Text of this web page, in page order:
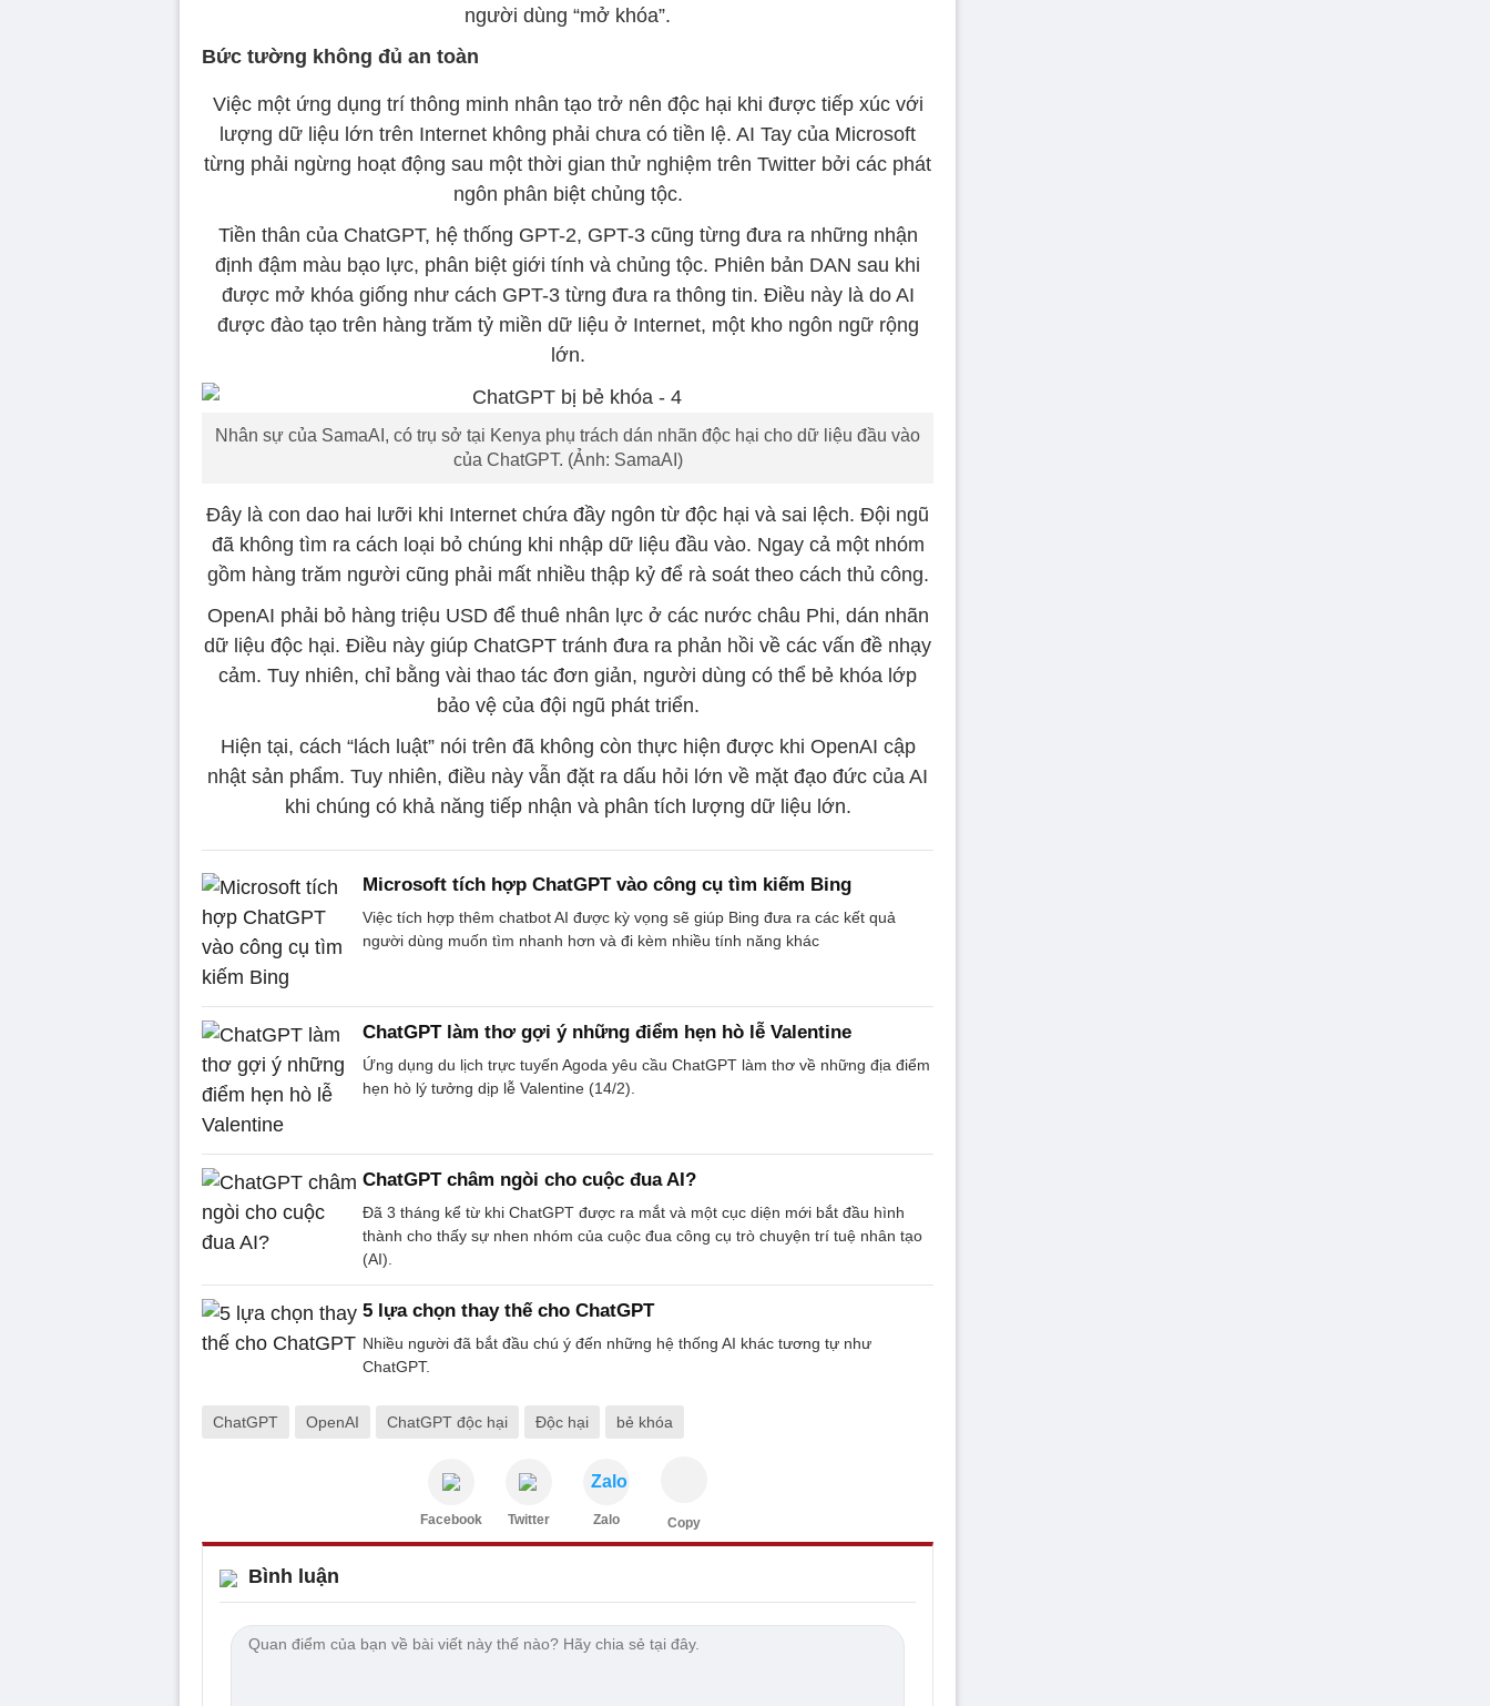
người dùng “mở khóa”.
Bức tường không đủ an toàn
Việc một ứng dụng trí thông minh nhân tạo trở nên độc hại khi được tiếp xúc với
lượng dữ liệu lớn trên Internet không phải chưa có tiền lệ. AI Tay của Microsoft
từng phải ngừng hoạt động sau một thời gian thử nghiệm trên Twitter bởi các phát
ngôn phân biệt chủng tộc.
Tiền thân của ChatGPT, hệ thống GPT-2, GPT-3 cũng từng đưa ra những nhận
định đậm màu bạo lực, phân biệt giới tính và chủng tộc. Phiên bản DAN sau khi
được mở khóa giống như cách GPT-3 từng đưa ra thông tin. Điều này là do AI
được đào tạo trên hàng trăm tỷ miền dữ liệu ở Internet, một kho ngôn ngữ rộng
lớn.
Nhân sự của SamaAI, có trụ sở tại Kenya phụ trách dán nhãn độc hại cho dữ liệu đầu vào
của ChatGPT. (Ảnh: SamaAI)
Đây là con dao hai lưỡi khi Internet chứa đầy ngôn từ độc hại và sai lệch. Đội ngũ
đã không tìm ra cách loại bỏ chúng khi nhập dữ liệu đầu vào. Ngay cả một nhóm
gồm hàng trăm người cũng phải mất nhiều thập kỷ để rà soát theo cách thủ công.
OpenAI phải bỏ hàng triệu USD để thuê nhân lực ở các nước châu Phi, dán nhãn
dữ liệu độc hại. Điều này giúp ChatGPT tránh đưa ra phản hồi về các vấn đề nhạy
cảm. Tuy nhiên, chỉ bằng vài thao tác đơn giản, người dùng có thể bẻ khóa lớp
bảo vệ của đội ngũ phát triển.
Hiện tại, cách “lách luật” nói trên đã không còn thực hiện được khi OpenAI cập
nhật sản phẩm. Tuy nhiên, điều này vẫn đặt ra dấu hỏi lớn về mặt đạo đức của AI
khi chúng có khả năng tiếp nhận và phân tích lượng dữ liệu lớn.
Microsoft tích hợp ChatGPT vào công cụ tìm kiếm Bing
Việc tích hợp thêm chatbot AI được kỳ vọng sẽ giúp Bing đưa ra các kết quả
người dùng muốn tìm nhanh hơn và đi kèm nhiều tính năng khác
ChatGPT làm thơ gợi ý những điểm hẹn hò lễ Valentine
Ứng dụng du lịch trực tuyến Agoda yêu cầu ChatGPT làm thơ về những địa điểm
hẹn hò lý tưởng dịp lễ Valentine (14/2).
ChatGPT châm ngòi cho cuộc đua AI?
Đã 3 tháng kể từ khi ChatGPT được ra mắt và một cục diện mới bắt đầu hình
thành cho thấy sự nhen nhóm của cuộc đua công cụ trò chuyện trí tuệ nhân tạo
(AI).
5 lựa chọn thay thế cho ChatGPT
Nhiều người đã bắt đầu chú ý đến những hệ thống AI khác tương tự như
ChatGPT.
ChatGPT OpenAI ChatGPT độc hại Độc hại bẻ khóa
Facebook Twitter
Zalo
Zalo Copy
Bình luận